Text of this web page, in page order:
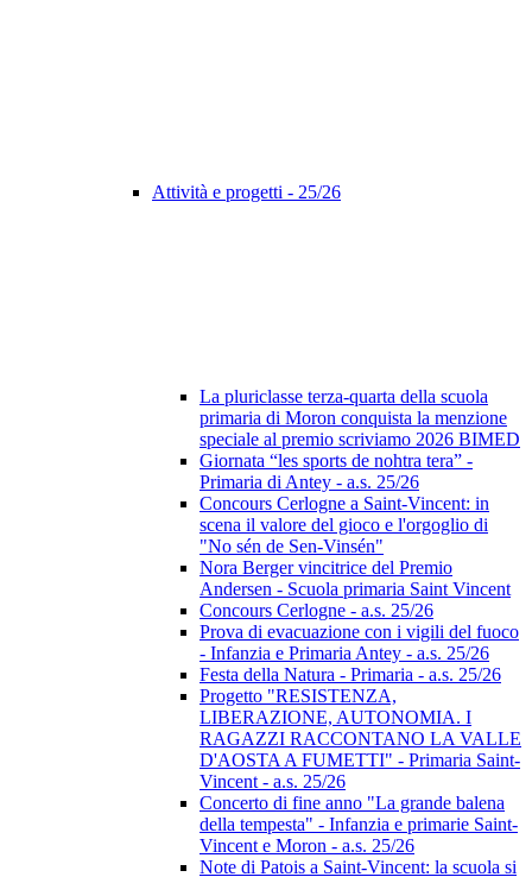
Attività e progetti - 25/26
La pluriclasse terza-quarta della scuola
primaria di Moron conquista la menzione
speciale al premio scriviamo 2026 BIMED
Giornata “les sports de nohtra tera” -
Primaria di Antey - a.s. 25/26
Concours Cerlogne a Saint-Vincent: in
scena il valore del gioco e l'orgoglio di
"No sén de Sen-Vinsén"
Nora Berger vincitrice del Premio
Andersen - Scuola primaria Saint Vincent
Concours Cerlogne - a.s. 25/26
Prova di evacuazione con i vigili del fuoco
- Infanzia e Primaria Antey - a.s. 25/26
Festa della Natura - Primaria - a.s. 25/26
Progetto "RESISTENZA,
LIBERAZIONE, AUTONOMIA. I
RAGAZZI RACCONTANO LA VALLE
D'AOSTA A FUMETTI" - Primaria Saint-
Vincent - a.s. 25/26
Concerto di fine anno "La grande balena
della tempesta" - Infanzia e primarie Saint-
Vincent e Moron - a.s. 25/26
Note di Patois a Saint-Vincent: la scuola si